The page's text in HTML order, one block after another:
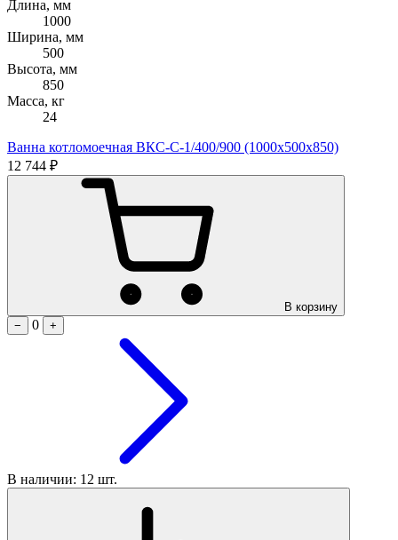
Длина, мм
1000
Ширина, мм
500
Высота, мм
850
Масса, кг
24
Ванна котломоечная ВКС-С-1/400/900 (1000х500х850)
12 744 ₽
В корзину
−
0 +
В наличии: 12 шт.